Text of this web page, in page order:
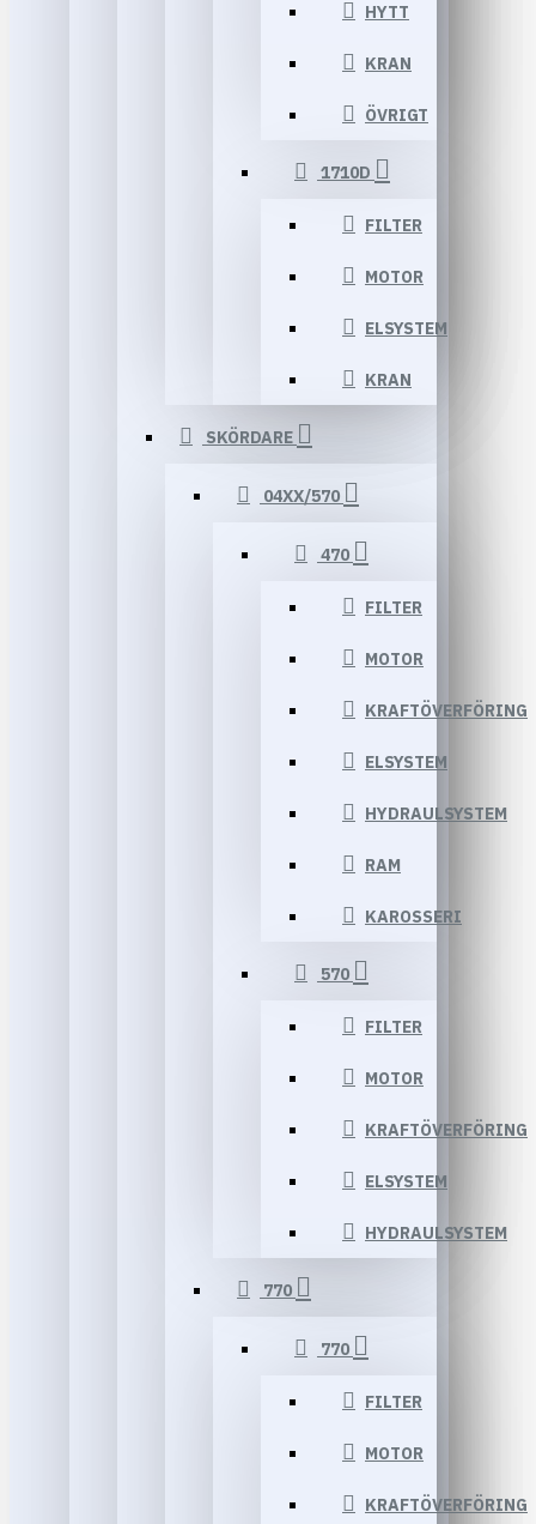
HYTT
KRAN
ÖVRIGT
1710D
FILTER
MOTOR
ELSYSTEM
KRAN
SKÖRDARE
04XX/570
470
FILTER
MOTOR
KRAFTÖVERFÖRING
ELSYSTEM
HYDRAULSYSTEM
RAM
KAROSSERI
570
FILTER
MOTOR
KRAFTÖVERFÖRING
ELSYSTEM
HYDRAULSYSTEM
770
770
FILTER
MOTOR
KRAFTÖVERFÖRING